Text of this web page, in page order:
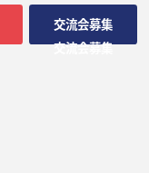
交流会募集
交流会募集